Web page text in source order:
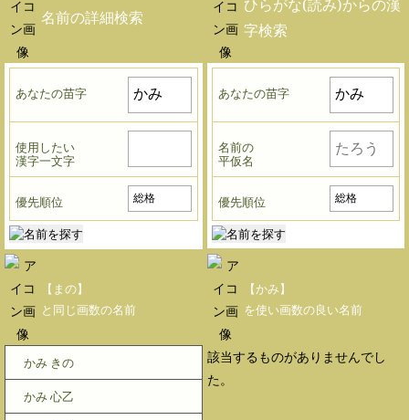
名前の詳細検索
あなたの苗字
使用したい
漢字一文字
優先順位
ひらがな(読み)からの漢
字検索
あなたの苗字
名前の
平仮名
優先順位
【まの】
と同じ画数の名前
かみ きの
かみ 心乙
【かみ】
を使い画数の良い名前
該当するものがありませんでし
た。